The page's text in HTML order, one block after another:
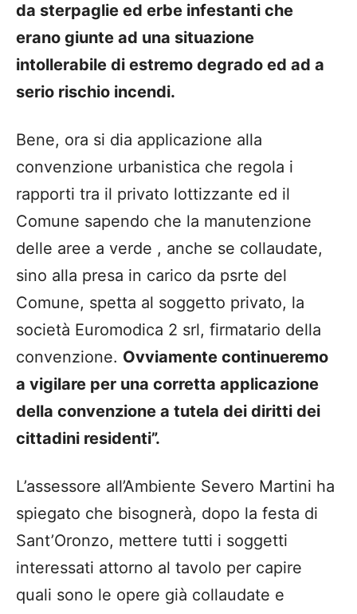
da sterpaglie ed erbe infestanti che
erano giunte ad una situazione
intollerabile di estremo degrado ed ad a
serio rischio incendi.
Bene, ora si dia applicazione alla
convenzione urbanistica che regola i
rapporti tra il privato lottizzante ed il
Comune sapendo che la manutenzione
delle aree a verde , anche se collaudate,
sino alla presa in carico da psrte del
Comune, spetta al soggetto privato, la
società Euromodica 2 srl, firmatario della
convenzione. Ovviamente continueremo
a vigilare per una corretta applicazione
della convenzione a tutela dei diritti dei
cittadini residenti”.
L’assessore all’Ambiente Severo Martini ha
spiegato che bisognerà, dopo la festa di
Sant’Oronzo, mettere tutti i soggetti
interessati attorno al tavolo per capire
quali sono le opere già collaudate e